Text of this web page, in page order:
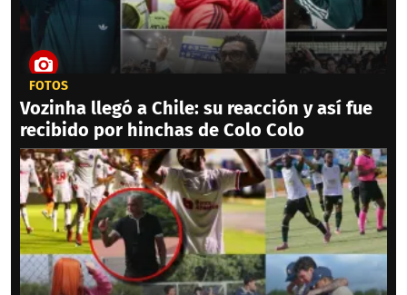
FOTOS
Vozinha llegó a Chile: su reacción y así fue
recibido por hinchas de Colo Colo